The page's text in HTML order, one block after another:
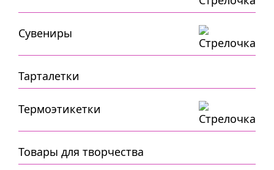
Сувениры
Тарталетки
Термоэтикетки
Товары для творчества